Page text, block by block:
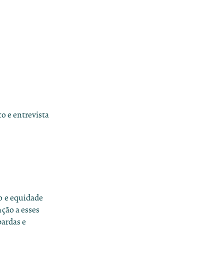
e entrevista
e equidade
a esses
e